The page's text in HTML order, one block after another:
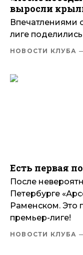
выросли
Впечатлениями
лиге
НОВОСТИ КЛУБА
Есть первая
После
Петербурге
Раменском. Это
премьер-лиге!
НОВОСТИ КЛУБА